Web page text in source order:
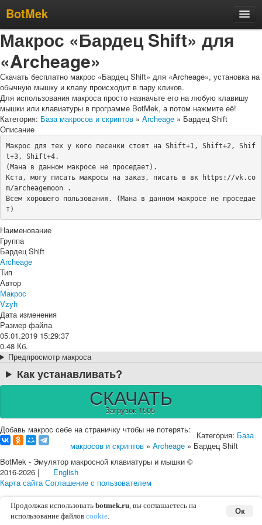
BotMek
Скачать
Обзор
Обновления
Инструкция
Статьи
Бесплатные макросы
Тарифы
Отзывы
Поддержка
Форум
Макрос «Бардец Shift» для
«Archeage»
Скачать бесплатно макрос «Бардец Shift» для «Archeage», установка на
обычную мышку и клаву происходит в пару кликов.
Для использования макроса просто назначьте его на любую клавишу
мышки или клавиатуры в программе BotMek, а потом нажмите её!
Категория: База макросов и скриптов » Archeage » Бардец Shift
Описание
Макрос для тех у кого песенки стоят на Shift+1, Shift+2, Shif
t+3, Shift+4.
(Мана в данном макросе не проседает).
Кста, могу писать макросы на заказ, писать в вк https://vk.co
m/archeagemoon .
Всем хорошего пользования. (Мана в данном макросе не проседае
т)
Наименование
Группа
Бардец Shift
Archeage
Тип
Автор
Макрос
Vzyh
Дата изменения
Размер файла
05.01.2019 15:29:37
0.48 Кб.
Предпросмотр макроса
Как устанавливать?
СКАЧАТЬ
Загрузок 1505
Добавь макрос себе на страничку чтобы не потерять:
Категория: База
макросов и скриптов » Archeage » Бардец Shift
BotMek - Эмулятор макросной клавиатуры и мышки ©
2016-2026 |
English
Карта сайта Соглашение с пользователем